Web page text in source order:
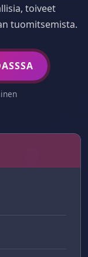
toiveet
tuomitsemista.